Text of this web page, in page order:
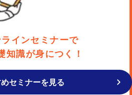
インセミナーで
知識が身につく！
セミナーを見る